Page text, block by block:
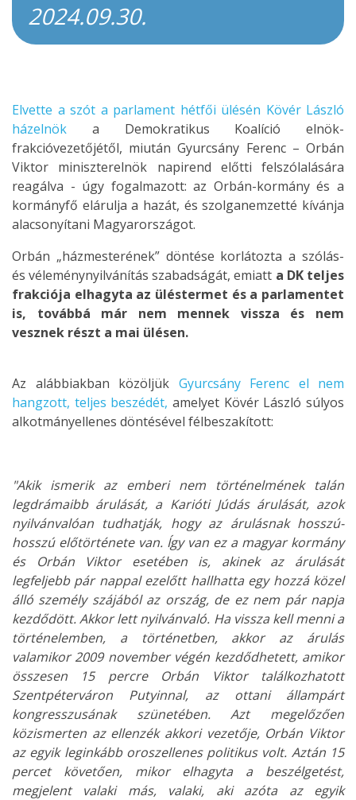
2024.09.30.
Elvette a szót a parlament hétfői ülésén Kövér László
házelnök a Demokratikus Koalíció elnök-
frakcióvezetőjétől, miután Gyurcsány Ferenc – Orbán
Viktor miniszterelnök napirend előtti felszólalására
reagálva - úgy fogalmazott: az Orbán-kormány és a
kormányfő elárulja a hazát, és szolganemzetté kívánja
alacsonyítani Magyarországot.
Orbán „házmesterének” döntése korlátozta a szólás-
és véleménynyilvánítás szabadságát, emiatt a DK teljes
frakciója elhagyta az üléstermet és a parlamentet
is, továbbá már nem mennek vissza és nem
vesznek részt a mai ülésen.
Az alábbiakban közöljük Gyurcsány Ferenc el nem
hangzott, teljes beszédét, amelyet Kövér László súlyos
alkotmányellenes döntésével félbeszakított:
"Akik ismerik az emberi nem történelmének talán
legdrámaibb árulását, a Karióti Júdás árulását, azok
nyilvánvalóan tudhatják, hogy az árulásnak hosszú-
hosszú előtörténete van. Így van ez a magyar kormány
és Orbán Viktor esetében is, akinek az árulását
legfeljebb pár nappal ezelőtt hallhatta egy hozzá közel
álló személy szájából az ország, de ez nem pár napja
kezdődött. Akkor lett nyilvánvaló. Ha vissza kell menni a
történelemben, a történetben, akkor az árulás
valamikor 2009 november végén kezdődhetett, amikor
összesen 15 percre Orbán Viktor találkozhatott
Szentpéterváron Putyinnal, az ottani állampárt
kongresszusának szünetében. Azt megelőzően
közismerten az ellenzék akkori vezetője, Orbán Viktor
az egyik leginkább oroszellenes politikus volt. Aztán 15
percet követően, mikor elhagyta a beszélgetést,
megjelent valaki más, valaki, aki azóta az egyik